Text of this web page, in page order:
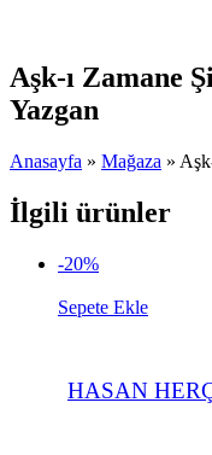
Aşk-ı Zamane
Yazgan
Anasayfa » Mağaza »
İlgili ürünler
-20%
Sepete Ekle
HASAN